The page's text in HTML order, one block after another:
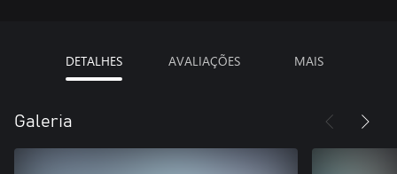
DETALHES AVALIAÇÕES MAIS
Galeria